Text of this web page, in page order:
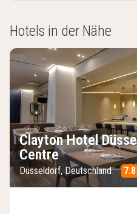
Hotels in der Nähe
Clayton Hotel
Centre
Düsseldorf, Deutschland 7.8